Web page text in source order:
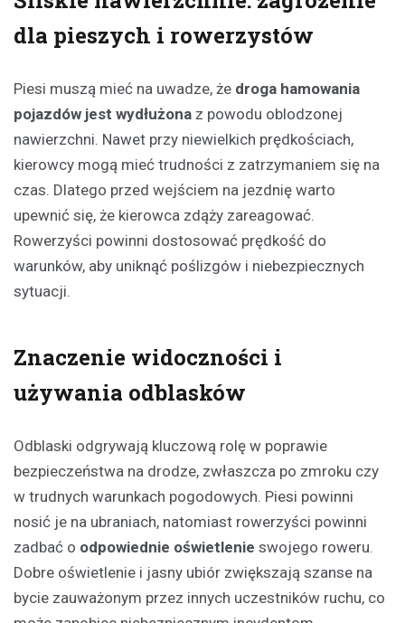
dla pieszych i rowerzystów
Piesi muszą mieć na uwadze, że droga hamowania
pojazdów jest wydłużona z powodu oblodzonej
nawierzchni. Nawet przy niewielkich prędkościach,
kierowcy mogą mieć trudności z zatrzymaniem się na
czas. Dlatego przed wejściem na jezdnię warto
upewnić się, że kierowca zdąży zareagować.
Rowerzyści powinni dostosować prędkość do
warunków, aby uniknąć poślizgów i niebezpiecznych
sytuacji.
Znaczenie widoczności i
używania odblasków
Odblaski odgrywają kluczową rolę w poprawie
bezpieczeństwa na drodze, zwłaszcza po zmroku czy
w trudnych warunkach pogodowych. Piesi powinni
nosić je na ubraniach, natomiast rowerzyści powinni
zadbać o odpowiednie oświetlenie swojego roweru.
Dobre oświetlenie i jasny ubiór zwiększają szanse na
bycie zauważonym przez innych uczestników ruchu, co